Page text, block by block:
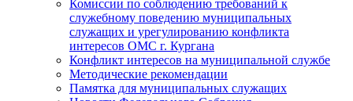
Комиссии по соблюдению требований к
служебному поведению муниципальных
служащих и урегулированию конфликта
интересов ОМС г. Кургана
Конфликт интересов на муниципальной службе
Методические рекомендации
Памятка для муниципальных служащих